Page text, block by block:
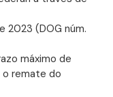
2023 (DOG núm.
máximo de
remate do